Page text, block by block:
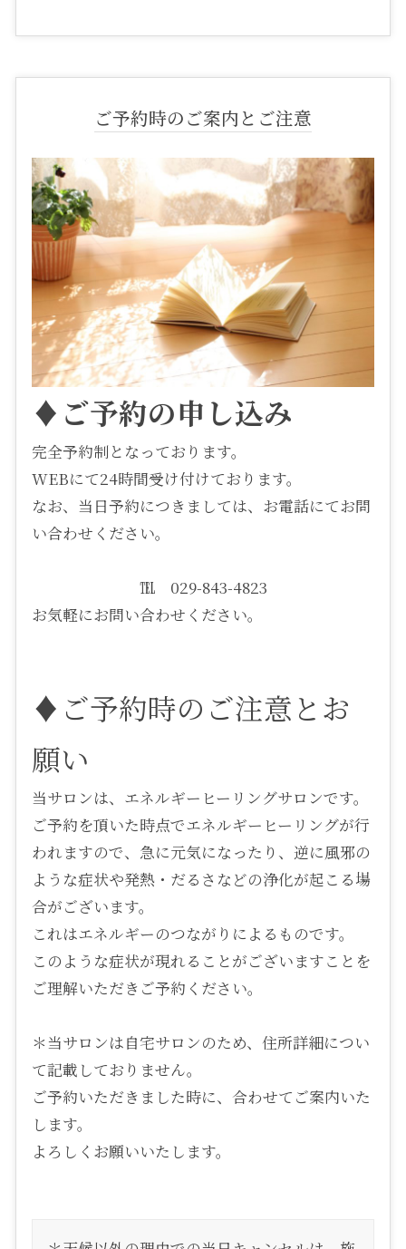
ご予約時のご案内とご注意
♦ご予約の申し込み
完全予約制となっております。
WEBにて24時間受け付けております。
なお、当日予約につきましては、お電話にてお問
い合わせください。
℡ 029-843-4823
お気軽にお問い合わせください。
♦ご予約時のご注意とお
願い
当サロンは、エネルギーヒーリングサロンです。
ご予約を頂いた時点でエネルギーヒーリングが行
われますので、急に元気になったり、逆に風邪の
ような症状や発熱・だるさなどの浄化が起こる場
合がございます。
これはエネルギーのつながりによるものです。
このような症状が現れることがございますことを
ご理解いただきご予約ください。
＊当サロンは自宅サロンのため、住所詳細につい
て記載しておりません。
ご予約いただきました時に、合わせてご案内いた
します。
よろしくお願いいたします。